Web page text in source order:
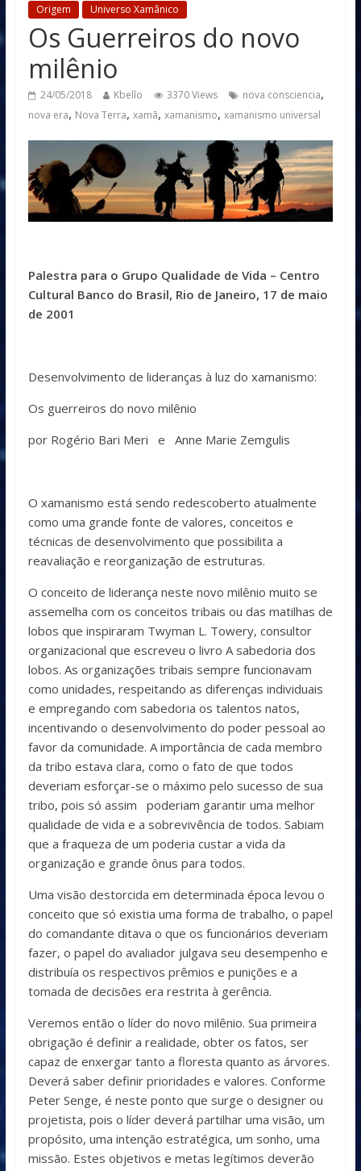
Origem Universo Xamânico
Os Guerreiros do novo
milênio
24/05/2018 Kbello 3370 Views nova consciencia,
nova era, Nova Terra, xamã, xamanismo, xamanismo universal
Palestra para o Grupo Qualidade de Vida – Centro
Cultural Banco do Brasil, Rio de Janeiro, 17 de maio
de 2001
Desenvolvimento de lideranças à luz do xamanismo:
Os guerreiros do novo milênio
por Rogério Bari Meri e Anne Marie Zemgulis
O xamanismo está sendo redescoberto atualmente
como uma grande fonte de valores, conceitos e
técnicas de desenvolvimento que possibilita a
reavaliação e reorganização de estruturas.
O conceito de liderança neste novo milênio muito se
assemelha com os conceitos tribais ou das matilhas de
lobos que inspiraram Twyman L. Towery, consultor
organizacional que escreveu o livro A sabedoria dos
lobos. As organizações tribais sempre funcionavam
como unidades, respeitando as diferenças individuais
e empregando com sabedoria os talentos natos,
incentivando o desenvolvimento do poder pessoal ao
favor da comunidade. A importância de cada membro
da tribo estava clara, como o fato de que todos
deveriam esforçar-se o máximo pelo sucesso de sua
tribo, pois só assim poderiam garantir uma melhor
qualidade de vida e a sobrevivência de todos. Sabiam
que a fraqueza de um poderia custar a vida da
organização e grande ônus para todos.
Uma visão destorcida em determinada época levou o
conceito que só existia uma forma de trabalho, o papel
do comandante ditava o que os funcionários deveriam
fazer, o papel do avaliador julgava seu desempenho e
distribuía os respectivos prêmios e punições e a
tomada de decisões era restrita à gerência.
Veremos então o líder do novo milênio. Sua primeira
obrigação é definir a realidade, obter os fatos, ser
capaz de enxergar tanto a floresta quanto as árvores.
Deverá saber definir prioridades e valores. Conforme
Peter Senge, é neste ponto que surge o designer ou
projetista, pois o líder deverá partilhar uma visão, um
propósito, uma intenção estratégica, um sonho, uma
missão. Estes objetivos e metas legítimos deverão